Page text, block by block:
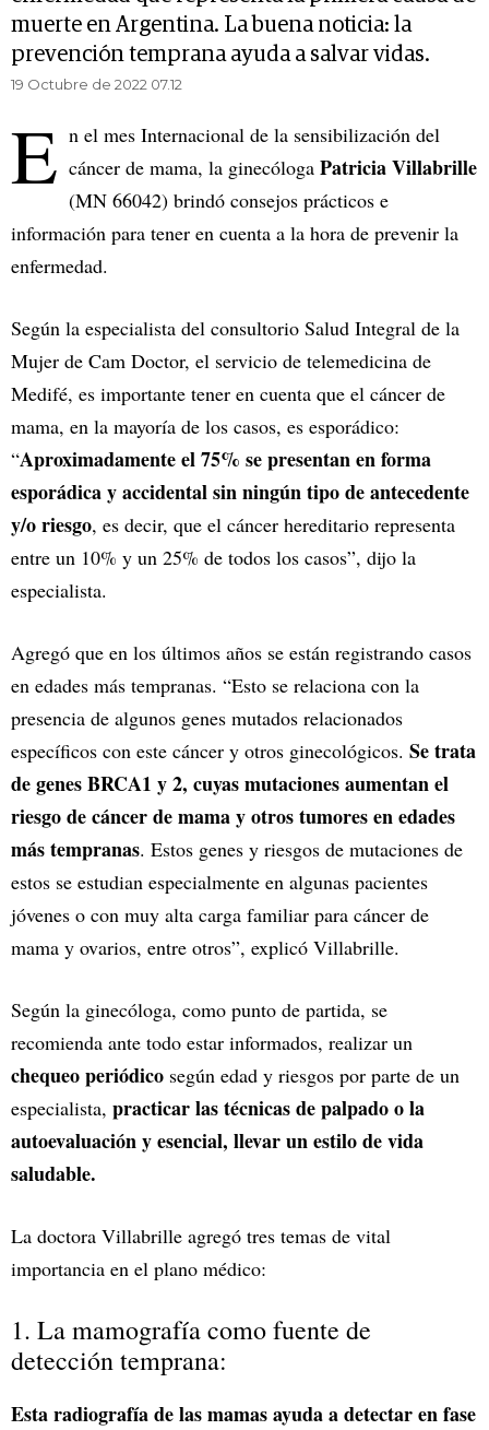
muerte en Argentina. La buena noticia: la
prevención temprana ayuda a salvar vidas.
19 Octubre de 2022 07.12
E n el mes Internacional de la sensibilización del
cáncer de mama, la ginecóloga Patricia Villabrille
(MN 66042) brindó consejos prácticos e
información para tener en cuenta a la hora de prevenir la
enfermedad.
Según la especialista del consultorio Salud Integral de la
Mujer de Cam Doctor, el servicio de telemedicina de
Medifé, es importante tener en cuenta que el cáncer de
mama, en la mayoría de los casos, es esporádico:
“Aproximadamente el 75% se presentan en forma
esporádica y accidental sin ningún tipo de antecedente
y/o riesgo, es decir, que el cáncer hereditario representa
entre un 10% y un 25% de todos los casos”, dijo la
especialista.
Agregó que en los últimos años se están registrando casos
en edades más tempranas. “Esto se relaciona con la
presencia de algunos genes mutados relacionados
específicos con este cáncer y otros ginecológicos. Se trata
de genes BRCA1 y 2, cuyas mutaciones aumentan el
riesgo de cáncer de mama y otros tumores en edades
más tempranas. Estos genes y riesgos de mutaciones de
estos se estudian especialmente en algunas pacientes
jóvenes o con muy alta carga familiar para cáncer de
mama y ovarios, entre otros”, explicó Villabrille.
Según la ginecóloga, como punto de partida, se
recomienda ante todo estar informados, realizar un
chequeo periódico según edad y riesgos por parte de un
especialista, practicar las técnicas de palpado o la
autoevaluación y esencial, llevar un estilo de vida
saludable.
La doctora Villabrille agregó tres temas de vital
importancia en el plano médico:
1. La mamografía como fuente de
detección temprana:
Esta radiografía de las mamas ayuda a detectar en fase